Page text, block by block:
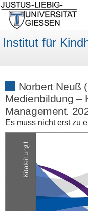
Institut für
Norbert Neuß
Medienbildung –
Management.
Es muss nicht erst zu